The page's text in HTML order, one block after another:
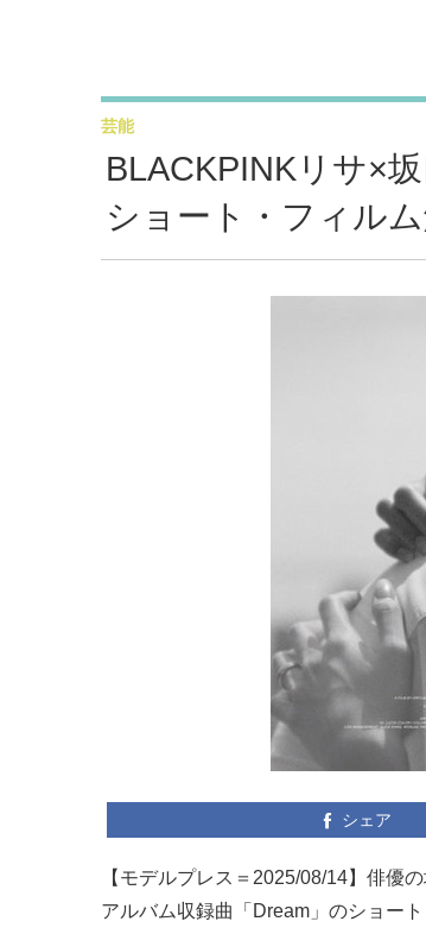
BLACKPINKリサ×
ショート・フィル
芸能
シェア
【モデルプレス＝2025/08/14】俳優
アルバム収録曲「Dream」のショー